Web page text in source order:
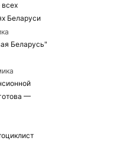
Беларуси
Беларусь"
—